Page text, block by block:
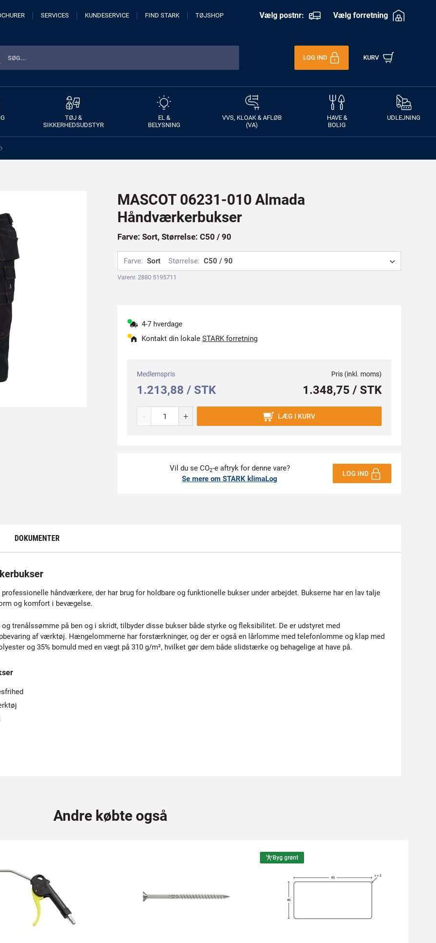
SERVICES KUNDESERVICE FIND STARK TØJSHOP Vælg postnr: Vælg forretning
LOG IND KURV
TØJ &
SIKKERHEDSUDSTYR
EL &
BELYSNING
VVS, KLOAK & AFLØB
(VA)
HAVE &
BOLIG
UDLEJNING
>
MASCOT 06231-010 Almada
Håndværkerbukser
Farve: Sort, Størrelse: C50 / 90
Farve: Sort Størrelse: C50 / 90
Varenr. 2880 5195711
4-7 hverdage
Kontakt din lokale STARK forretning
Medlemspris
1.213,88 / STK
Pris (inkl. moms)
1.348,75 / STK
- + LÆG I KURV
Vil du se CO2-e aftryk for denne vare?
Se mere om STARK klimaLog
LOG IND
DOKUMENTER
håndværkere, der har brug for holdbare og funktionelle bukser under arbejdet. Bukserne har en lav talje
og komfort i bevægelse.
trenålssømme på ben og i skridt, tilbyder disse bukser både styrke og fleksibilitet. De er udstyret med
af værktøj. Hængelommerne har forstærkninger, og der er også en lårlomme med telefonlomme og klap med
og 35% bomuld med en vægt på 310 g/m², hvilket gør dem både slidstærke og behagelige at have på.
Andre købte også
Byg grønt